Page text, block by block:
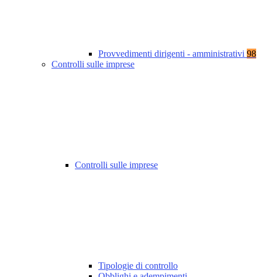
Provvedimenti dirigenti - amministrativi 98
Controlli sulle imprese
Controlli sulle imprese
Tipologie di controllo